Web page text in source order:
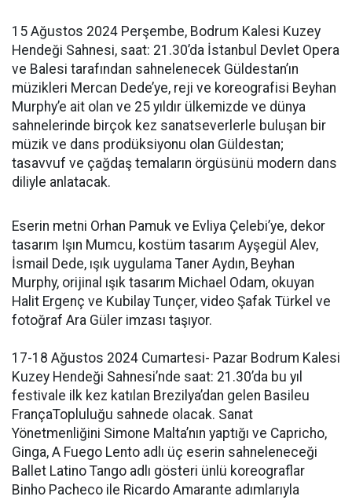
15 Ağustos 2024 Perşembe, Bodrum Kalesi Kuzey
Hendeği Sahnesi, saat: 21.30’da İstanbul Devlet Opera
ve Balesi tarafından sahnelenecek Güldestan’ın
müzikleri Mercan Dede’ye, reji ve koreografisi Beyhan
Murphy’e ait olan ve 25 yıldır ülkemizde ve dünya
sahnelerinde birçok kez sanatseverlerle buluşan bir
müzik ve dans prodüksiyonu olan Güldestan;
tasavvuf ve çağdaş temaların örgüsünü modern dans
diliyle anlatacak.
Eserin metni Orhan Pamuk ve Evliya Çelebi’ye, dekor
tasarım Işın Mumcu, kostüm tasarım Ayşegül Alev,
İsmail Dede, ışık uygulama Taner Aydın, Beyhan
Murphy, orijinal ışık tasarım Michael Odam, okuyan
Halit Ergenç ve Kubilay Tunçer, video Şafak Türkel ve
fotoğraf Ara Güler imzası taşıyor.
17-18 Ağustos 2024 Cumartesi- Pazar Bodrum Kalesi
Kuzey Hendeği Sahnesi’nde saat: 21.30’da bu yıl
festivale ilk kez katılan Brezilya’dan gelen Basileu
FrançaTopluluğu sahnede olacak. Sanat
Yönetmenliğini Simone Malta’nın yaptığı ve Capricho,
Ginga, A Fuego Lento adlı üç eserin sahneleneceği
Ballet Latino Tango adlı gösteri ünlü koreograflar
Binho Pacheco ile Ricardo Amarante adımlarıyla